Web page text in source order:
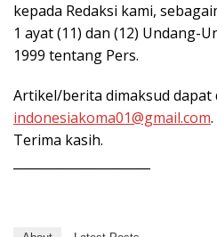
kepada Redaksi kami,
1 ayat (11) dan (12) Undang-
1999 tentang Pers.
Artikel/berita dimaksud dapat
indonesiakoma01@gmail.com.
Terima kasih.